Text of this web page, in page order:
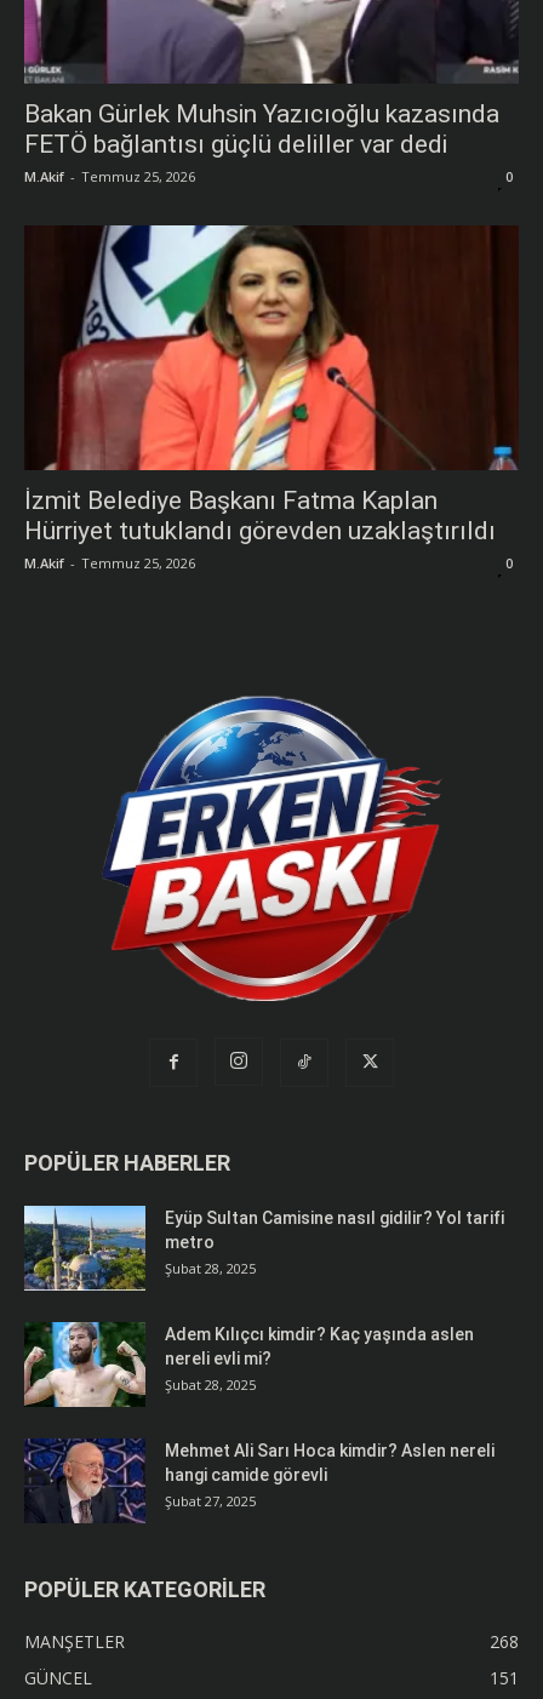
Bakan Gürlek Muhsin Yazıcıoğlu kazasında
FETÖ bağlantısı güçlü deliller var dedi
M.Akif - Temmuz 25, 2026 0
İzmit Belediye Başkanı Fatma Kaplan
Hürriyet tutuklandı görevden uzaklaştırıldı
M.Akif - Temmuz 25, 2026 0
POPÜLER HABERLER
Eyüp Sultan Camisine nasıl gidilir? Yol tarifi
metro
Şubat 28, 2025
Adem Kılıçcı kimdir? Kaç yaşında aslen
nereli evli mi?
Şubat 28, 2025
Mehmet Ali Sarı Hoca kimdir? Aslen nereli
hangi camide görevli
Şubat 27, 2025
POPÜLER KATEGORİLER
MANŞETLER
268
GÜNCEL
151